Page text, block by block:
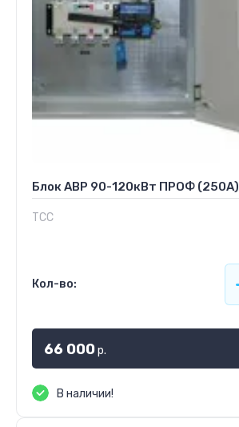
Блок АВР 90-120кВт ПРОФ (250А)
ТСС
Кол-во:
66 000р.
В наличии!